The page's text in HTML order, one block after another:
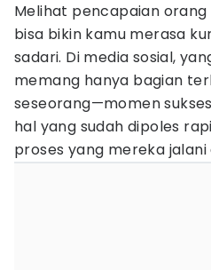
Melihat pencapaian
bisa bikin kamu merasa
sadari. Di media sosial,
memang hanya bagian
seseorang—momen
hal yang sudah dipoles
proses yang mereka jalani